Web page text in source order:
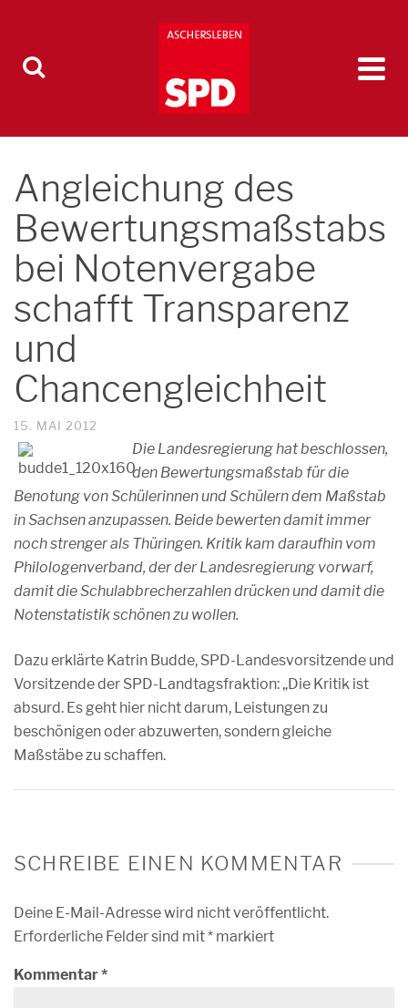
Angleichung des
Bewertungsmaßstabs
bei Notenvergabe
schafft Transparenz
und
Chancengleichheit
15. MAI 2012
Die Landesregierung hat beschlossen,
den Bewertungsmaßstab für die
Benotung von Schülerinnen und Schülern dem Maßstab
in Sachsen anzupassen. Beide bewerten damit immer
noch strenger als Thüringen. Kritik kam daraufhin vom
Philologenverband, der der Landesregierung vorwarf,
damit die Schulabbrecherzahlen drücken und damit die
Notenstatistik schönen zu wollen.
Dazu erklärte Katrin Budde, SPD-Landesvorsitzende und
Vorsitzende der SPD-Landtagsfraktion: „Die Kritik ist
absurd. Es geht hier nicht darum, Leistungen zu
beschönigen oder abzuwerten, sondern gleiche
Maßstäbe zu schaffen.
SCHREIBE EINEN KOMMENTAR
Deine E-Mail-Adresse wird nicht veröffentlicht.
Erforderliche Felder sind mit* markiert
Kommentar*